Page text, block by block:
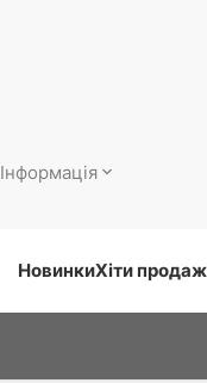
Інформація
НовинкиХіти